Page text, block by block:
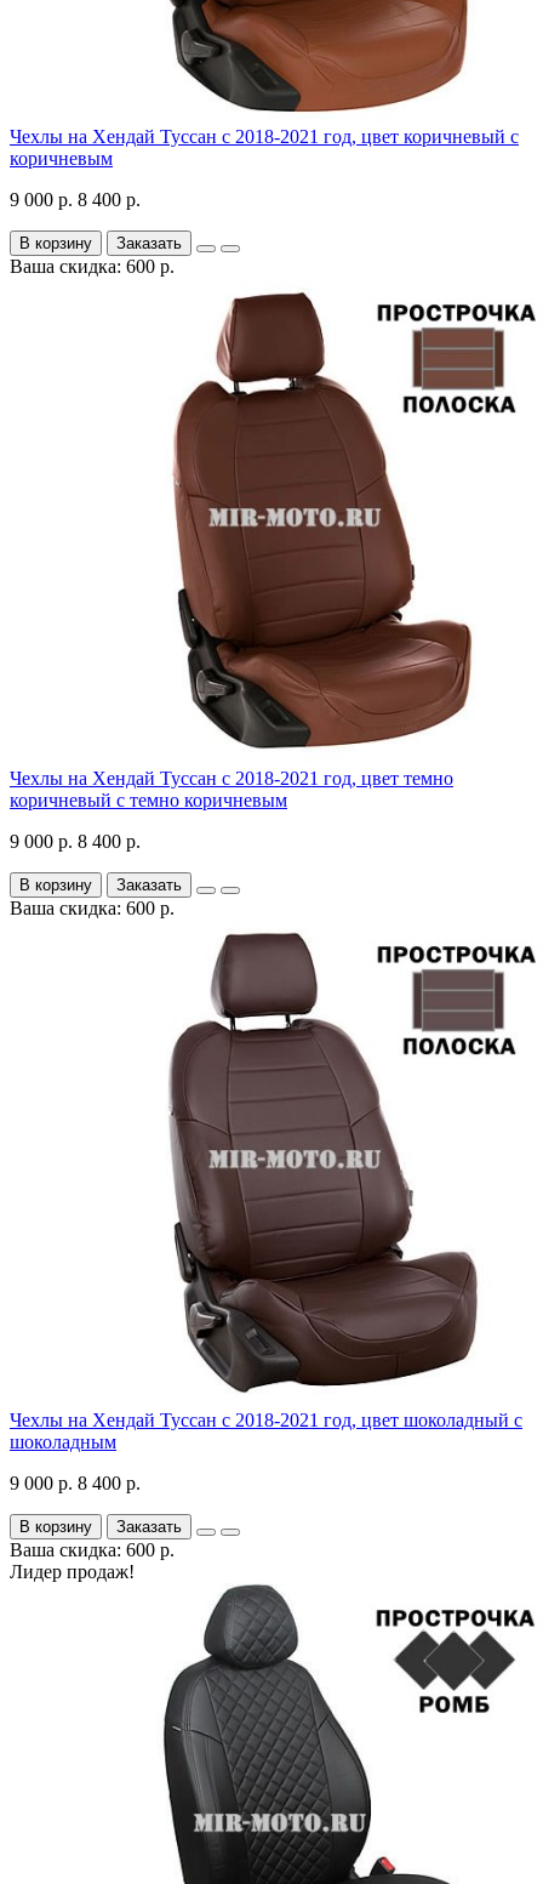
Чехлы на Хендай Туссан с 2018-2021 год, цвет коричневый с
коричневым
9 000 р. 8 400 р.
В корзину Заказать
Ваша скидка: 600 р.
Чехлы на Хендай Туссан с 2018-2021 год, цвет темно
коричневый с темно коричневым
9 000 р. 8 400 р.
В корзину Заказать
Ваша скидка: 600 р.
Чехлы на Хендай Туссан с 2018-2021 год, цвет шоколадный с
шоколадным
9 000 р. 8 400 р.
В корзину Заказать
Ваша скидка: 600 р.
Лидер продаж!